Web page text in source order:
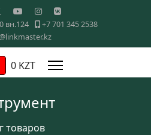
вн.124
+7 701 345 2538
0 KZT
товаров